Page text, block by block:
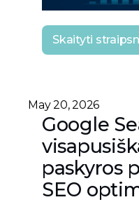
Skaityti
May 20, 2026
Google
paskyros
SEO